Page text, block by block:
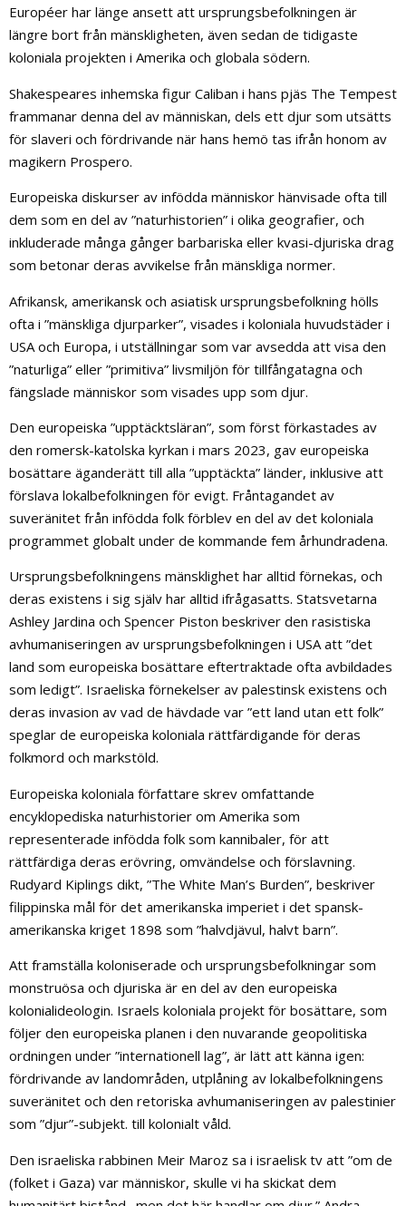
Européer har länge ansett att ursprungsbefolkningen är
längre bort från mänskligheten, även sedan de tidigaste
koloniala projekten i Amerika och globala södern.
Shakespeares inhemska figur Caliban i hans pjäs The Tempest
frammanar denna del av människan, dels ett djur som utsätts
för slaveri och fördrivande när hans hemö tas ifrån honom av
magikern Prospero.
Europeiska diskurser av infödda människor hänvisade ofta till
dem som en del av ”naturhistorien” i olika geografier, och
inkluderade många gånger barbariska eller kvasi-djuriska drag
som betonar deras avvikelse från mänskliga normer.
Afrikansk, amerikansk och asiatisk ursprungsbefolkning hölls
ofta i ”mänskliga djurparker”, visades i koloniala huvudstäder i
USA och Europa, i utställningar som var avsedda att visa den
”naturliga” eller ”primitiva” livsmiljön för tillfångatagna och
fängslade människor som visades upp som djur.
Den europeiska ”upptäcktsläran”, som först förkastades av
den romersk-katolska kyrkan i mars 2023, gav europeiska
bosättare äganderätt till alla ”upptäckta” länder, inklusive att
förslava lokalbefolkningen för evigt. Fråntagandet av
suveränitet från infödda folk förblev en del av det koloniala
programmet globalt under de kommande fem århundradena.
Ursprungsbefolkningens mänsklighet har alltid förnekas, och
deras existens i sig själv har alltid ifrågasatts. Statsvetarna
Ashley Jardina och Spencer Piston beskriver den rasistiska
avhumaniseringen av ursprungsbefolkningen i USA att ”det
land som europeiska bosättare eftertraktade ofta avbildades
som ledigt”. Israeliska förnekelser av palestinsk existens och
deras invasion av vad de hävdade var ”ett land utan ett folk”
speglar de europeiska koloniala rättfärdigande för deras
folkmord och markstöld.
Europeiska koloniala författare skrev omfattande
encyklopediska naturhistorier om Amerika som
representerade infödda folk som kannibaler, för att
rättfärdiga deras erövring, omvändelse och förslavning.
Rudyard Kiplings dikt, ”The White Man’s Burden”, beskriver
filippinska mål för det amerikanska imperiet i det spansk-
amerikanska kriget 1898 som ”halvdjävul, halvt barn”.
Att framställa koloniserade och ursprungsbefolkningar som
monstruösa och djuriska är en del av den europeiska
kolonialideologin. Israels koloniala projekt för bosättare, som
följer den europeiska planen i den nuvarande geopolitiska
ordningen under ”internationell lag”, är lätt att känna igen:
fördrivande av landområden, utplåning av lokalbefolkningens
suveränitet och den retoriska avhumaniseringen av palestinier
som ”djur”-subjekt. till kolonialt våld.
Den israeliska rabbinen Meir Maroz sa i israelisk tv att ”om de
(folket i Gaza) var människor, skulle vi ha skickat dem